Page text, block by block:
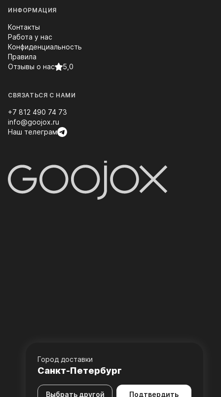
ИНФОРМАЦИЯ
Контакты
Работа у нас
Конфиденциальность
Правила
Отзывы о нас
5,0
СВЯЗАТЬСЯ С НАМИ
+7 812 490 74 73
info@goojox.ru
Наш телеграм
Город доставки
Санкт-Петербург
Выбрать другой Подтвердить